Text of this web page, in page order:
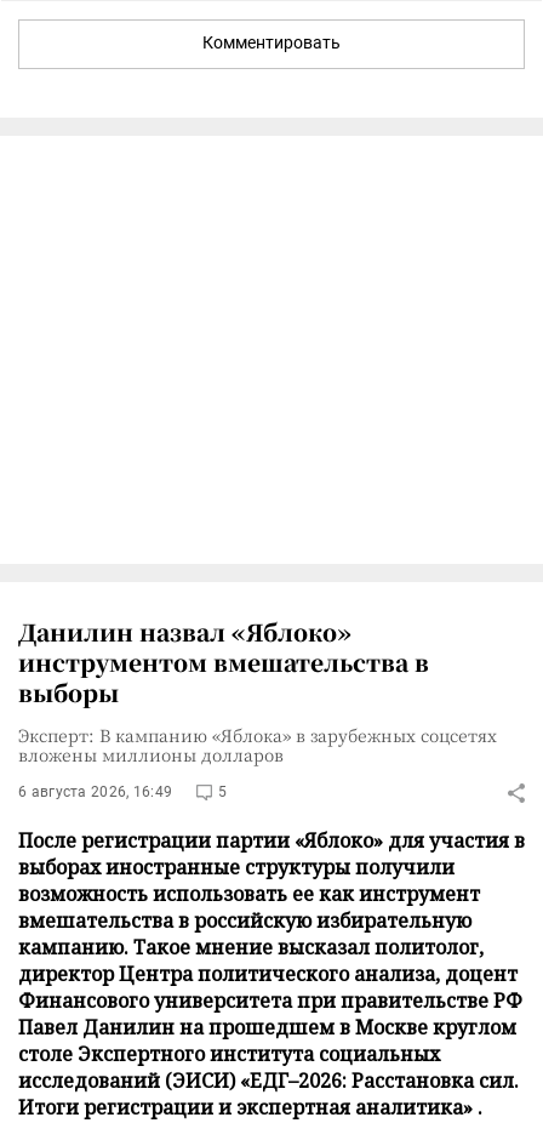
Комментировать
Данилин назвал «Яблоко»
инструментом вмешательства в
выборы
Эксперт: В кампанию «Яблока» в зарубежных соцсетях
вложены миллионы долларов
6 августа 2026, 16:49 5
После регистрации партии «Яблоко» для участия в
выборах иностранные структуры получили
возможность использовать ее как инструмент
вмешательства в российскую избирательную
кампанию. Такое мнение высказал политолог,
директор Центра политического анализа, доцент
Финансового университета при правительстве РФ
Павел Данилин на прошедшем в Москве круглом
столе Экспертного института социальных
исследований (ЭИСИ) «ЕДГ–2026: Расстановка сил.
Итоги регистрации и экспертная аналитика» .